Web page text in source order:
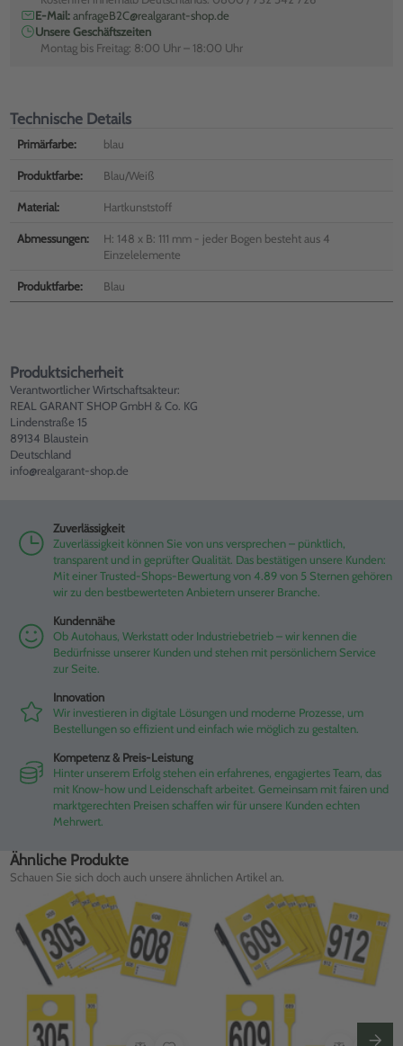
E-Mail:anfrageB2C@realgarant-shop.de
Unsere Geschäftszeiten
Montag bis Freitag: 8:00 Uhr – 18:00 Uhr
Technische Details
Primärfarbe: blau
Produktfarbe: Blau/Weiß
Material: Hartkunststoff
Abmessungen:
H: 148 x B: 111 mm - jeder Bogen besteht aus 4
Einzelelemente
Produktfarbe: Blau
Produktsicherheit
Verantwortlicher Wirtschaftsakteur:
REAL GARANT SHOP GmbH & Co. KG
Lindenstraße 15
89134 Blaustein
Deutschland
info@realgarant-shop.de
Zuverlässigkeit
Zuverlässigkeit können Sie von uns versprechen – pünktlich,
transparent und in geprüfter Qualität. Das bestätigen unsere Kunden:
Mit einer Trusted-Shops-Bewertung von 4.89 von 5 Sternen gehören
wir zu den bestbewerteten Anbietern unserer Branche.
Kundennähe
Ob Autohaus, Werkstatt oder Industriebetrieb – wir kennen die
Bedürfnisse unserer Kunden und stehen mit persönlichem Service
zur Seite.
Innovation
Wir investieren in digitale Lösungen und moderne Prozesse, um
Bestellungen so effizient und einfach wie möglich zu gestalten.
Kompetenz & Preis-Leistung
Hinter unserem Erfolg stehen ein erfahrenes, engagiertes Team, das
mit Know-how und Leidenschaft arbeitet. Gemeinsam mit fairen und
marktgerechten Preisen schaffen wir für unsere Kunden echten
Mehrwert.
Ähnliche Produkte
Schauen Sie sich doch auch unsere ähnlichen Artikel an.